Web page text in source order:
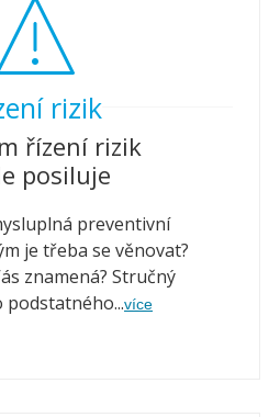
rizik
řízení rizik
posiluje
preventivní
je třeba se věnovat?
znamená? Stručný
více